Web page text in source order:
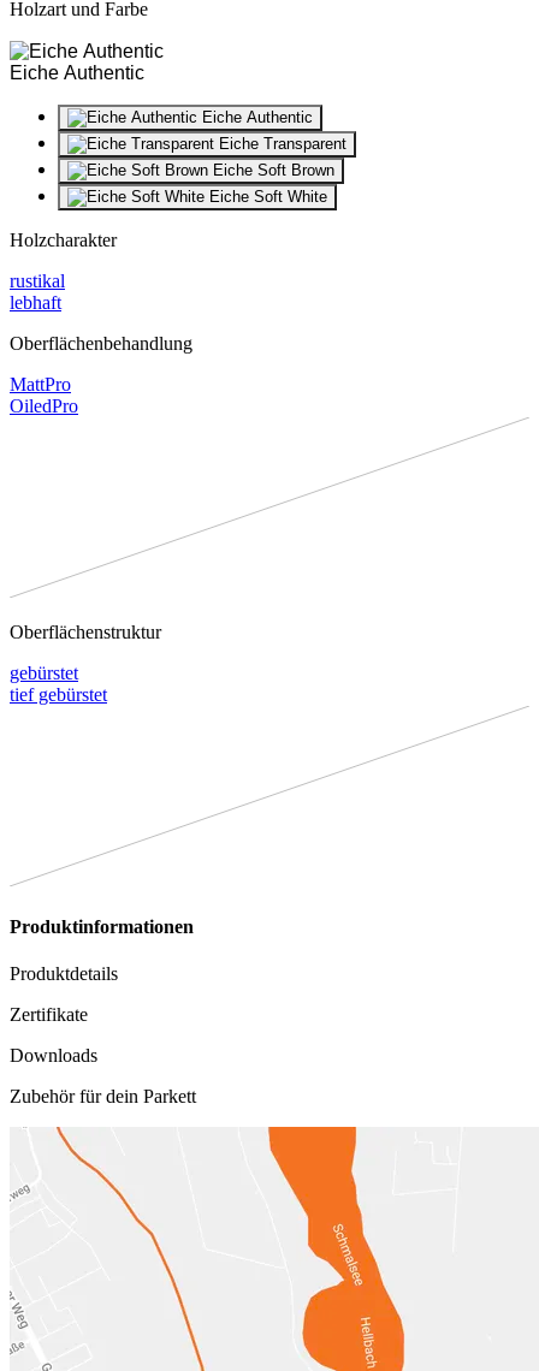
Holzart und Farbe
Eiche Authentic
Eiche Authentic
Eiche Transparent
Eiche Soft Brown
Eiche Soft White
Holzcharakter
rustikal
lebhaft
Oberflächenbehandlung
MattPro
OiledPro
Oberflächenstruktur
gebürstet
tief gebürstet
Produktinformationen
Produktdetails
Zertifikate
Downloads
Zubehör für dein Parkett